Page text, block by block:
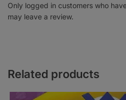
Only logged in customers who
may leave a review.
Related products